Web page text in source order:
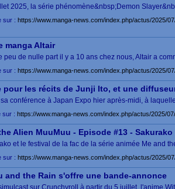
2025, la série phénomène&nbsp;Demon
sur : https://www.manga-news.com/index.php/actus/2025/
manga Altair
peu de nulle part il y a 10 ans chez nous, Altair a
sur : https://www.manga-news.com/index.php/actus/2025/
pour les récits de Junji Ito, et une
conférence à Japan Expo hier après-midi, à
sur : https://www.manga-news.com/index.php/actus/2025/
Alien MuuMuu - Episode #13 -
et le festival de la fac de la série animée Me and
sur : https://www.manga-news.com/index.php/actus/2025/
and the Rain s'offre une bande-annonce
sur Crunchyroll à partir du 5 juillet, l'anime